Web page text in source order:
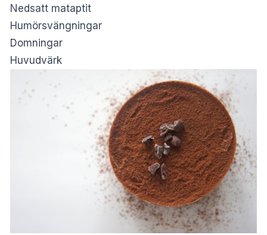
Nedsatt mataptit
Humörsvängningar
Domningar
Huvudvärk